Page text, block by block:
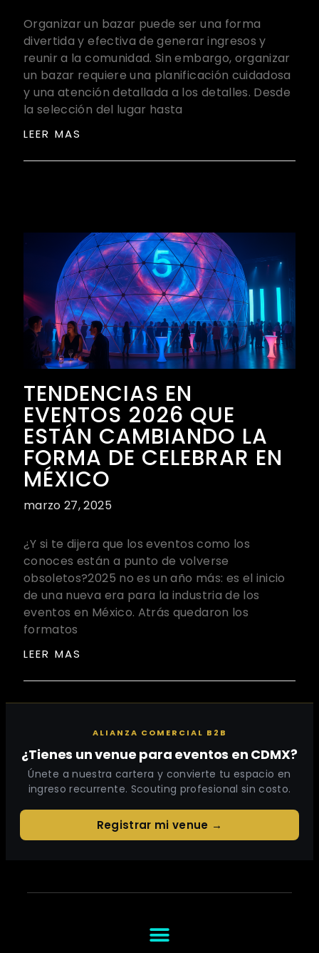
Organizar un bazar puede ser una forma
divertida y efectiva de generar ingresos y
reunir a la comunidad. Sin embargo, organizar
un bazar requiere una planificación cuidadosa
y una atención detallada a los detalles. Desde
la selección del lugar hasta
LEER MAS
TENDENCIAS EN
EVENTOS 2026 QUE
ESTÁN CAMBIANDO LA
FORMA DE CELEBRAR EN
MÉXICO
marzo 27, 2025
¿Y si te dijera que los eventos como los
conoces están a punto de volverse
obsoletos?2025 no es un año más: es el inicio
de una nueva era para la industria de los
eventos en México. Atrás quedaron los
formatos
LEER MAS
ALIANZA COMERCIAL B2B
¿Tienes un venue para eventos en CDMX?
Únete a nuestra cartera y convierte tu espacio en
ingreso recurrente. Scouting profesional sin costo.
Registrar mi venue →